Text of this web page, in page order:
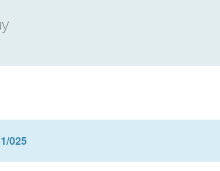
025